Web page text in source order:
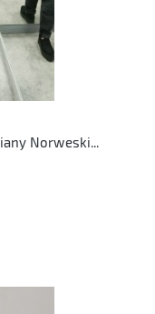
Bezrękawnik Berit Jensen wełniany Norweski L/XL